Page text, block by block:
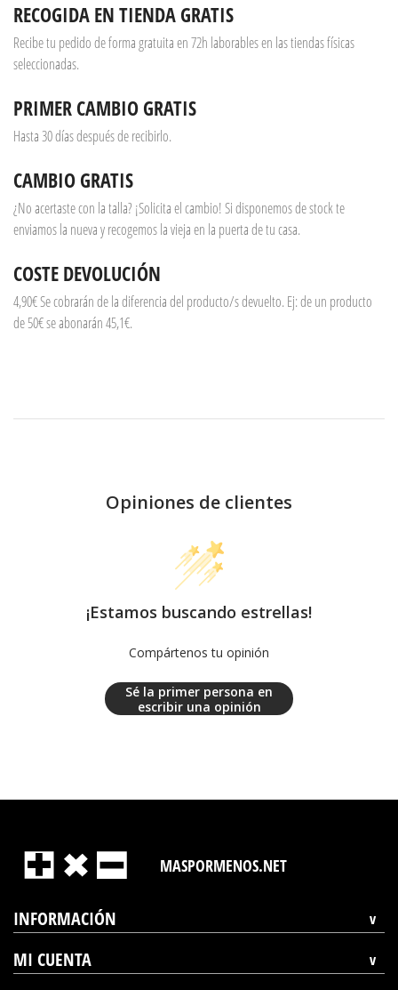
RECOGIDA EN TIENDA GRATIS
Recibe tu pedido de forma gratuita en 72h laborables en las tiendas físicas
seleccionadas.
PRIMER CAMBIO GRATIS
Hasta 30 días después de recibirlo.
CAMBIO GRATIS
¿No acertaste con la talla? ¡Solicita el cambio! Si disponemos de stock te
enviamos la nueva y recogemos la vieja en la puerta de tu casa.
COSTE DEVOLUCIÓN
4,90€ Se cobrarán de la diferencia del producto/s devuelto. Ej: de un producto
de 50€ se abonarán 45,1€.
Opiniones de clientes
¡Estamos buscando estrellas!
Compártenos tu opinión
Sé la primer persona en
escribir una opinión
MASPORMENOS.NET
INFORMACIÓN
MI CUENTA